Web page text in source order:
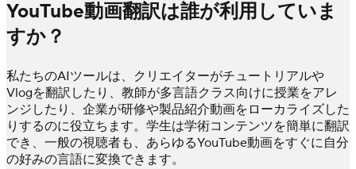
YouTube動画翻訳は誰が利用していま
すか？
私たちのAIツールは、クリエイターがチュートリアルや
Vlogを翻訳したり、教師が多言語クラス向けに授業をアレ
ンジしたり、企業が研修や製品紹介動画をローカライズした
りするのに役立ちます。学生は学術コンテンツを簡単に翻訳
でき、一般の視聴者も、あらゆるYouTube動画をすぐに自分
の好みの言語に変換できます。